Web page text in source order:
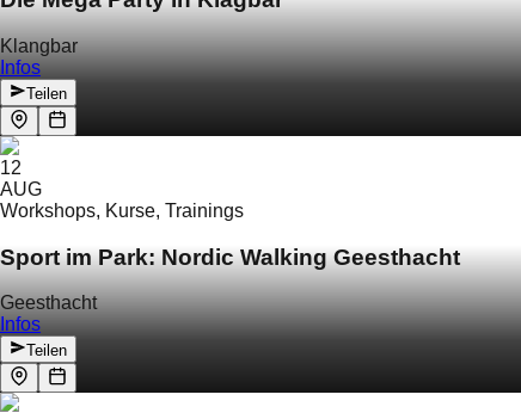
Klangbar
Infos
Teilen
12
AUG
Workshops, Kurse, Trainings
Sport im Park: Nordic Walking Geesthacht
Geesthacht
Infos
Teilen